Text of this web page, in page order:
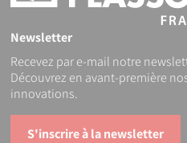
Newsletter
Recevez par e-mail notre
Découvrez en avant-première
innovations.
S'inscrire à la newsletter